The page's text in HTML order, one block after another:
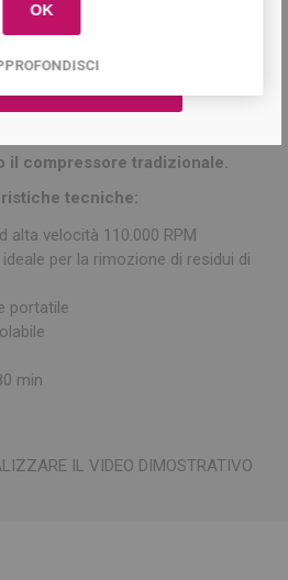
senza alcun cavo!
il compressore tradizionale.
tecniche:
alta velocità 110.000 RPM
per la rimozione di residui di
portatile
min
IL VIDEO DIMOSTRATIVO
OK